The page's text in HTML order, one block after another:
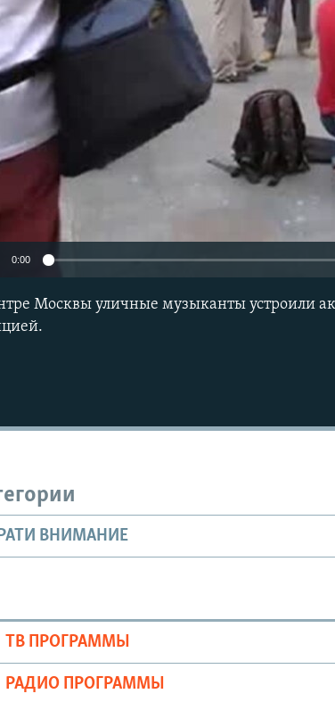
0:00
Москвы уличные музыканты устроили
ВНИМАНИЕ
ТВ ПРОГРАММЫ
РАДИО ПРОГРАММЫ